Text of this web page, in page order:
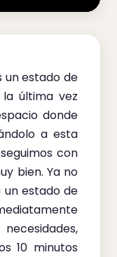
un estado de
última vez
donde
a esta
con
bien. Ya no
un estado de
10 minutos